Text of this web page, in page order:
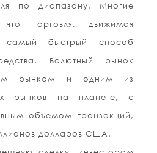
по диапазону. Многие
торговля, движимая
быстрый способ
Валютный рынок
рынком и одним из
рынков на планете, с
объемом транзакций,
долларов США.